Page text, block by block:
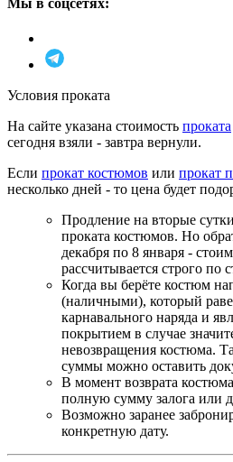
Условия проката
На сайте указана стоимость проката
сегодня взяли - завтра вернули.
Если прокат костюмов или прокат
несколько дней - то цена будет
Продление на вторые
проката костюмов. Но
декабря по 8 января -
рассчитывается строго по
Когда вы берёте костюм
(наличными), который
карнавального наряда и
покрытием в случае
невозвращения костюма.
суммы можно оставить
В момент возврата
полную сумму залога или
Возможно заранее
конкретную дату.